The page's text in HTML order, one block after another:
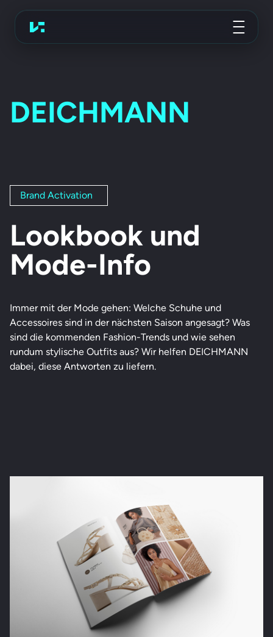
Werbeagentur
DEICHMANN
Brand Activation
Lookbook und
Mode-Info
Immer mit der Mode gehen: Welche Schuhe und
Accessoires sind in der nächsten Saison angesagt? Was
sind die kommenden Fashion-Trends und wie sehen
rundum stylische Outfits aus? Wir helfen DEICHMANN
dabei, diese Antworten zu liefern.